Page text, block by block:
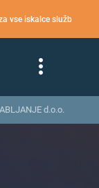
vse iskalce služb
d.o.o.